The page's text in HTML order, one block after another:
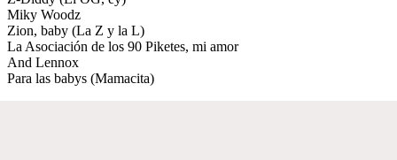
Miky Woodz
Zion, baby (La Z y la L)
La Asociación de los 90 Piketes, mi amor
And Lennox
Para las babys (Mamacita)